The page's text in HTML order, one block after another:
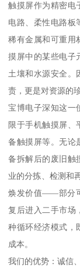
触摸屏作为精密电
电路、柔性电路板
稀有金属和可重用
摸屏中的某些电子
土壤和水源安全。
责，更是对资源的珍
宝博电子深知这一
限于手机触摸屏、
备触摸屏等。无论
备拆解后的废旧触
业的分拣、检测和
焕发价值——部分
复后进入二手市场
种循环经济模式，
成本。
我们的优势：诚信